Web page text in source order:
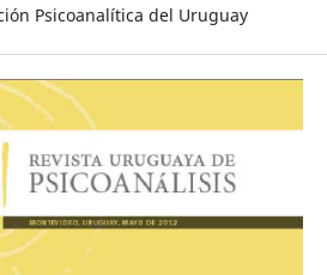
Psicoanalítica del Uruguay